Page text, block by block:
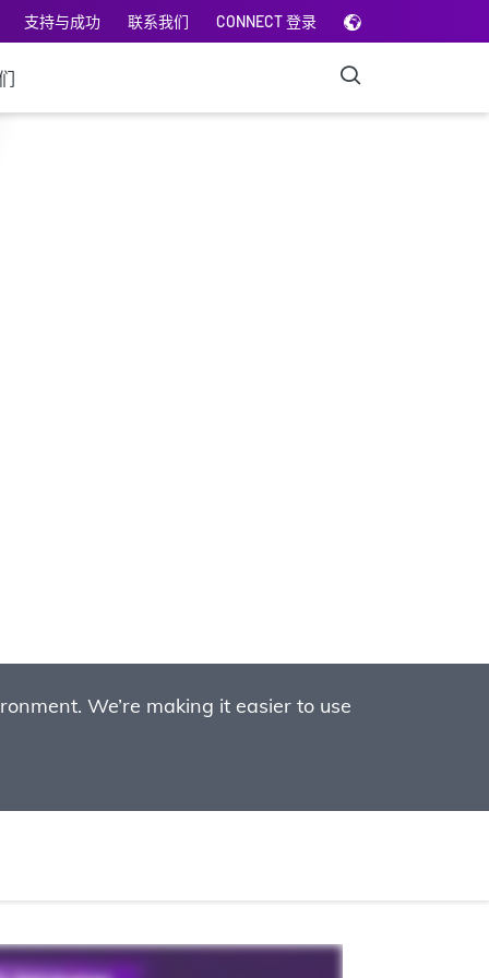
支持与成功 联系我们 CONNECT 登录
We’re making it easier to use